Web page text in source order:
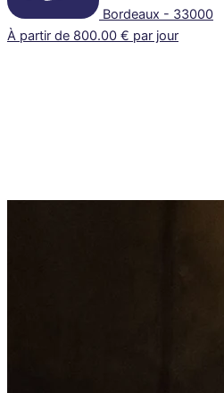
Bordeaux - 33000
À partir de 800.00 € par jour